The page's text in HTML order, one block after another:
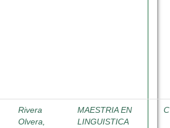
Rivera
Olvera,
MAESTRIA EN
LINGUISTICA